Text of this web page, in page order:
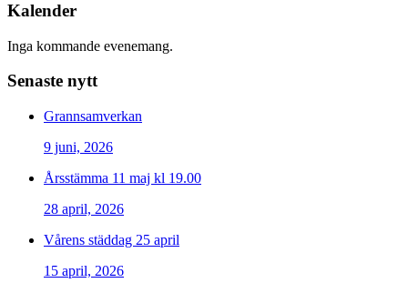
Kalender
Inga kommande evenemang.
Senaste nytt
Grannsamverkan
9 juni, 2026
Årsstämma 11 maj kl 19.00
28 april, 2026
Vårens städdag 25 april
15 april, 2026